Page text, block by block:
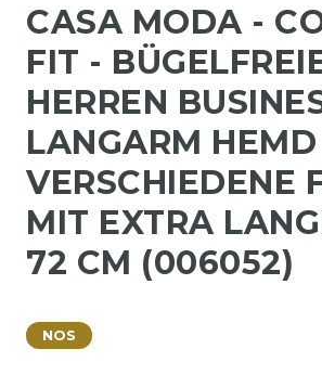
CASA MODA -
FIT -
HERREN
LANGARM HEMD
VERSCHIEDENE
MIT EXTRA
72 CM (006052)
NOS